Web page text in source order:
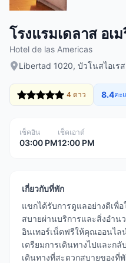
โรงแรมเดลาส อเ
Hotel de las Americas
Libertad 1020, บัวโนสไอเร
4 ดาว 8.4คะ
เช็คอิน
03:00 PM
เช็คเอาต์
12:00 PM
เกี่ยวกับที่พัก
แขกได้รับการดูแลอย่างดีเพื่
สบายผ่านบริการและสิ่งอำน
อินเทอร์เน็ตฟรีให้คุณออนไล
เตรียมการเดินทางไปและก
เดินทางที่สะดวกสบายของที่